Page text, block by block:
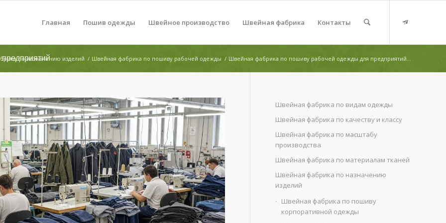
Главная Пошив одежды Швейное производство Швейная фабрика Контакты
по назначению изделий / Швейная фабрика по пошиву рабочей одежды / Швейная фабрика по пошиву рабочей одежды для предприятий...
Швейная фабрика по видам одежды
Швейная фабрика по качеству и классу
Швейная фабрика по масштабу
производства
Швейная фабрика по материалам тканей
Швейная фабрика по назначению
изделий
Швейная фабрика по пошиву
корпоративной одежды